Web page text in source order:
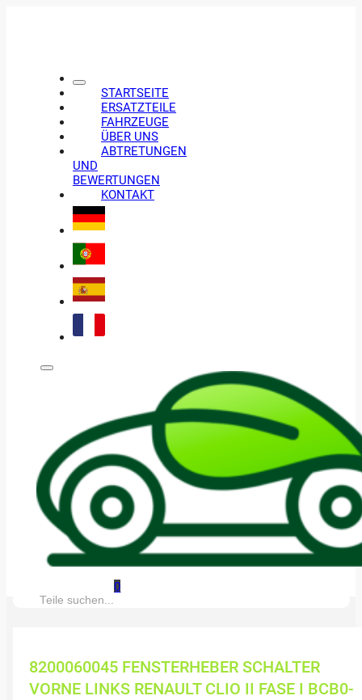
STARTSEITE
ERSATZTEILE
FAHRZEUGE
ÜBER UNS
ABTRETUNGEN
UND
BEWERTUNGEN
KONTAKT
0
Suche:
8200060045 FENSTERHEBER SCHALTER
VORNE LINKS RENAULT CLIO II FASE I BCB0-